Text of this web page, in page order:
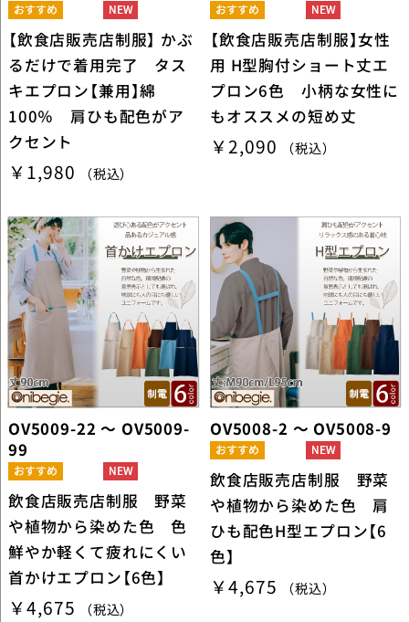
【飲食店販売店制服】 かぶ
るだけで着用完了 タス
キエプロン【兼用】綿
100％ 肩ひも配色がア
クセント
￥1,980 （税込）
【飲食店販売店制服】女性
用 H型胸付ショート丈エ
プロン6色 小柄な女性に
もオススメの短め丈
￥2,090 （税込）
OV5009-22 ～ OV5009-
99
飲食店販売店制服 野菜
や植物から染めた色 色
鮮やか軽くて疲れにくい
首かけエプロン【6色】
￥4,675 （税込）
OV5008-2 ～ OV5008-9
飲食店販売店制服 野菜
や植物から染めた色 肩
ひも配色H型エプロン【6
色】
￥4,675 （税込）